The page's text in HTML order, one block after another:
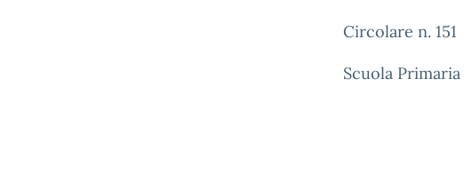
Circolare n. 151
Scuola Primaria